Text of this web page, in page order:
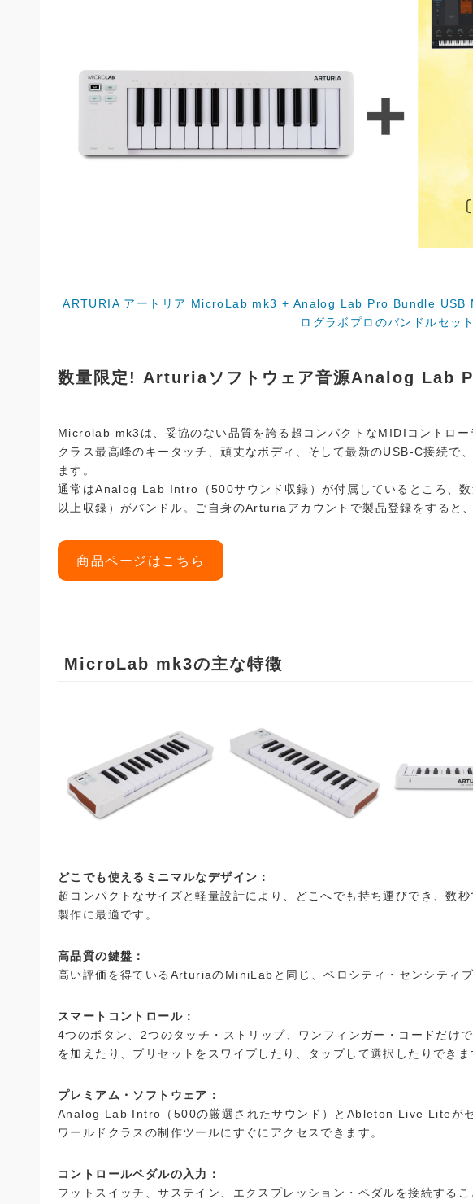
ARTURIA アートリア MicroLab mk3 + Analog Lab Pro Bundle USB
ログラボプロのバンドルセット
数量限定! Arturiaソフトウェア音源Analog Lab
Microlab mk3は、妥協のない品質を誇る超コンパクトなMIDIコントロー
クラス最高峰のキータッチ、頑丈なボディ、そして最新のUSB-C接続で
ます。
通常はAnalog Lab Intro（500サウンド収録）が付属しているところ、
以上収録）がバンドル。ご自身のArturiaアカウントで製品登録をすると
商品ページはこちら
MicroLab mk3の主な特徴
どこでも使えるミニマルなデザイン：
超コンパクトなサイズと軽量設計により、どこへでも持ち運びでき、数
製作に最適です。
高品質の鍵盤：
高い評価を得ているArturiaのMiniLabと同じ、ベロシティ・センシティブ
スマートコントロール：
4つのボタン、2つのタッチ・ストリップ、ワンフィンガー・コードだけ
を加えたり、プリセットをスワイプしたり、タップして選択したりできま
プレミアム・ソフトウェア：
Analog Lab Intro（500の厳選されたサウンド）とAbleton Live Liteがセ
ワールドクラスの制作ツールにすぐにアクセスできます。
コントロールペダルの入力：
フットスイッチ、サステイン、エクスプレッション・ペダルを接続する